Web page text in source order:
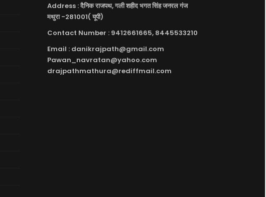
Address : दैनिक राजपथ, गली शहीद भगत सिंह जनरल गंज
मथुरा -281001( यूपी)
Contact Number : 9412661665, 8445533210
Email : danikrajpath@gmail.com
Pawan_navratan@yahoo.com
drajpathmathura@rediffmail.com